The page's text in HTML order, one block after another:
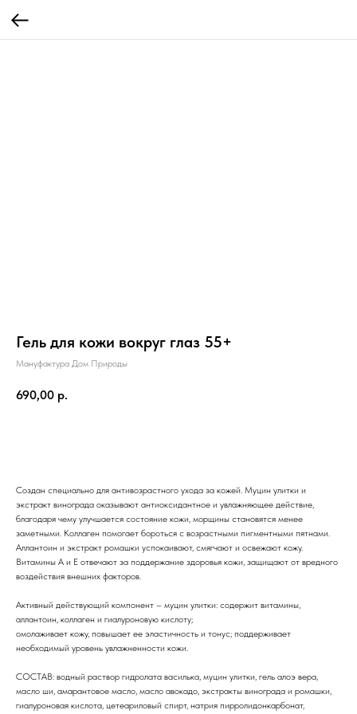
Гель для кожи вокруг глаз 55+
Мануфактура Дом Природы
690,00 р.
Создан специально для антивозрастного ухода за кожей. Муцин улитки и
экстракт винограда оказывают антиоксидантное и увлажняющее действие,
благодаря чему улучшается состояние кожи, морщины становятся менее
заметными. Коллаген помогает бороться с возрастными пигментными пятнами.
Аллантоин и экстракт ромашки успокаивают, смягчают и освежают кожу.
Витамины А и Е отвечают за поддержание здоровья кожи, защищают от вредного
воздействия внешних факторов.
Активный действующий компонент – муцин улитки: содержит витамины,
аллантоин, коллаген и гиалуроновую кислоту;
омолаживает кожу, повышает ее эластичность и тонус; поддерживает
необходимый уровень увлажненности кожи.
СОСТАВ: водный раствор гидролата василька, муцин улитки, гель алоэ вера,
масло ши, амарантовое масло, масло авокадо, экстракты винограда и ромашки,
гиалуроновая кислота, цетеариловый спирт, натрия пирролидонкарбонат,